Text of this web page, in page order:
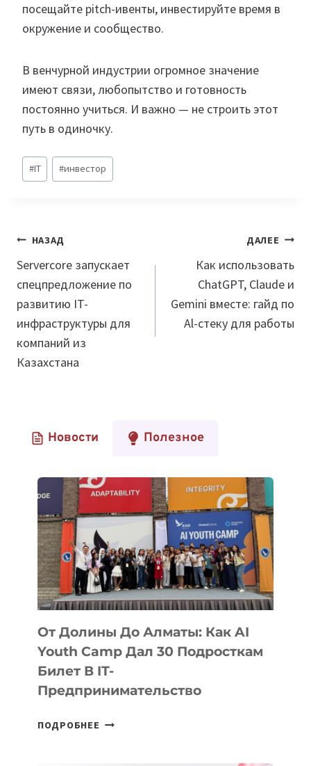
посещайте pitch-ивенты, инвестируйте время в
окружение и сообщество.
В венчурной индустрии огромное значение
имеют связи, любопытство и готовность
постоянно учиться. И важно — не строить этот
путь в одиночку.
Метки
записи:
#IT #инвестор
Навигация
по
записям
НАЗАД
Servercore запускает
спецпредложение по
развитию IT-
инфраструктуры для
компаний из
Казахстана
ДАЛЕЕ
Как использовать
ChatGPT, Claude и
Gemini вместе: гайд по
Al-стеку для работы
Новости Полезное
От Долины До Алматы: Как AI
Youth Camp Дал 30 Подросткам
Билет В IT-
Предпринимательство
ПОДРОБНЕЕ ОТ